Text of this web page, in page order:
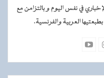
في نفس اليوم و بالتزامن مع
العربية والفرنسية.